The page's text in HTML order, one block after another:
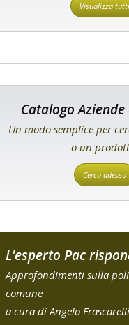
Visualizza tutti
Catalogo
Un modo semplice per
o un
Cerca adesso
L'esperto Pac
Approfondimenti sulla
comune
a cura di Angelo Frascarelli